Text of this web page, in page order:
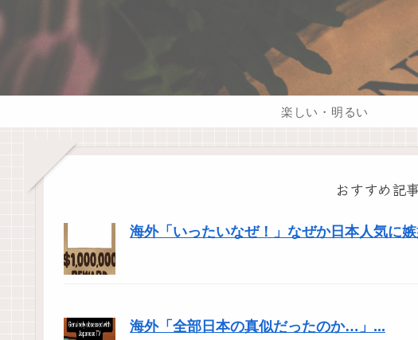
楽しい・明るい
おすすめ記
海外「いったいなぜ！」なぜか日本人気に
海外「全部日本の真似だったのか…」...